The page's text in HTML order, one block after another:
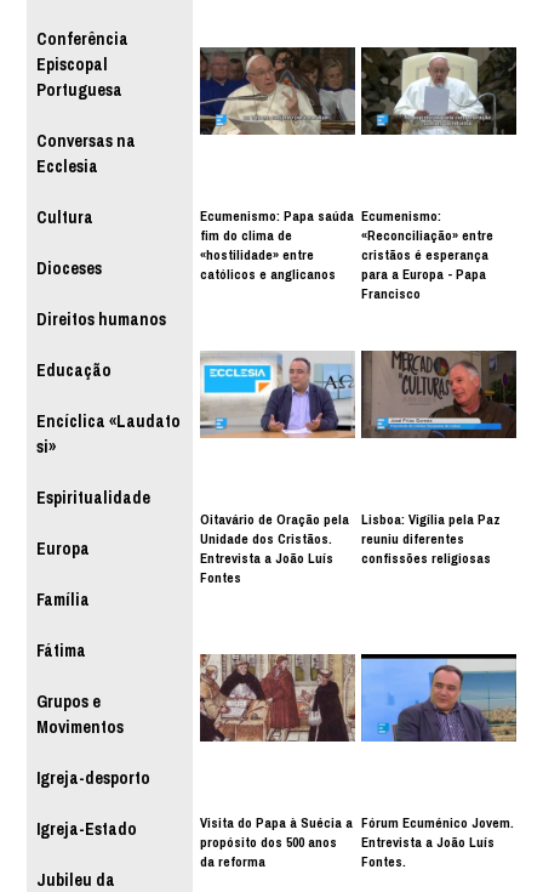
Conferência
Episcopal
Portuguesa
Conversas na
Ecclesia
Cultura
Dioceses
Direitos humanos
Educação
Encíclica «Laudato
si»
Espiritualidade
Europa
Família
Fátima
Grupos e
Movimentos
Igreja-desporto
Igreja-Estado
Jubileu da
Ecumenismo: Papa saúda
fim do clima de
«hostilidade» entre
católicos e anglicanos
Ecumenismo:
«Reconciliação» entre
cristãos é esperança
para a Europa - Papa
Francisco
Oitavário de Oração pela
Unidade dos Cristãos.
Entrevista a João Luís
Fontes
Lisboa: Vigília pela Paz
reuniu diferentes
confissões religiosas
Visita do Papa à Suécia a
propósito dos 500 anos
da reforma
Fórum Ecuménico Jovem.
Entrevista a João Luís
Fontes.